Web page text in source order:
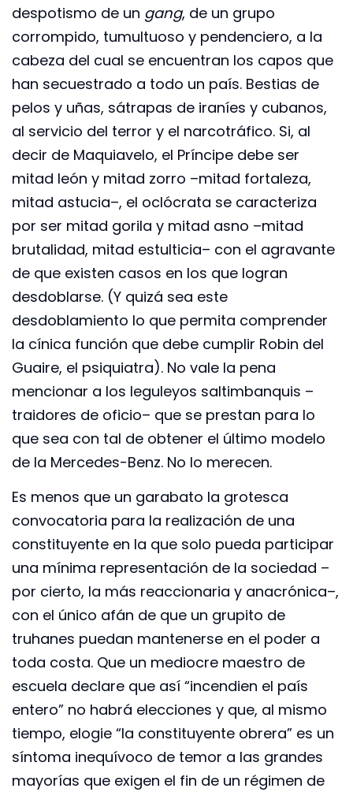
despotismo de un gang, de un grupo
corrompido, tumultuoso y pendenciero, a la
cabeza del cual se encuentran los capos que
han secuestrado a todo un país. Bestias de
pelos y uñas, sátrapas de iraníes y cubanos,
al servicio del terror y el narcotráfico. Si, al
decir de Maquiavelo, el Príncipe debe ser
mitad león y mitad zorro –mitad fortaleza,
mitad astucia–, el oclócrata se caracteriza
por ser mitad gorila y mitad asno –mitad
brutalidad, mitad estulticia– con el agravante
de que existen casos en los que logran
desdoblarse. (Y quizá sea este
desdoblamiento lo que permita comprender
la cínica función que debe cumplir Robin del
Guaire, el psiquiatra). No vale la pena
mencionar a los leguleyos saltimbanquis –
traidores de oficio– que se prestan para lo
que sea con tal de obtener el último modelo
de la Mercedes-Benz. No lo merecen.
Es menos que un garabato la grotesca
convocatoria para la realización de una
constituyente en la que solo pueda participar
una mínima representación de la sociedad –
por cierto, la más reaccionaria y anacrónica–,
con el único afán de que un grupito de
truhanes puedan mantenerse en el poder a
toda costa. Que un mediocre maestro de
escuela declare que así “incendien el país
entero” no habrá elecciones y que, al mismo
tiempo, elogie “la constituyente obrera” es un
síntoma inequívoco de temor a las grandes
mayorías que exigen el fin de un régimen de